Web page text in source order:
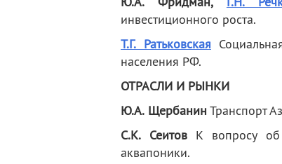
инвестиционного роста.
Т.Г. Ратьковская
населения РФ.
ОТРАСЛИ И РЫНКИ
Ю.А. Щербанин Транспорт
С.К. Сеитов К вопросу об
аквапоники.